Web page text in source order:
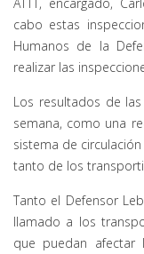
cabo estas
Humanos de la
realizar las
Los resultados de
semana, como una
sistema de
tanto de los
Tanto el Defensor
llamado a los
que puedan afectar